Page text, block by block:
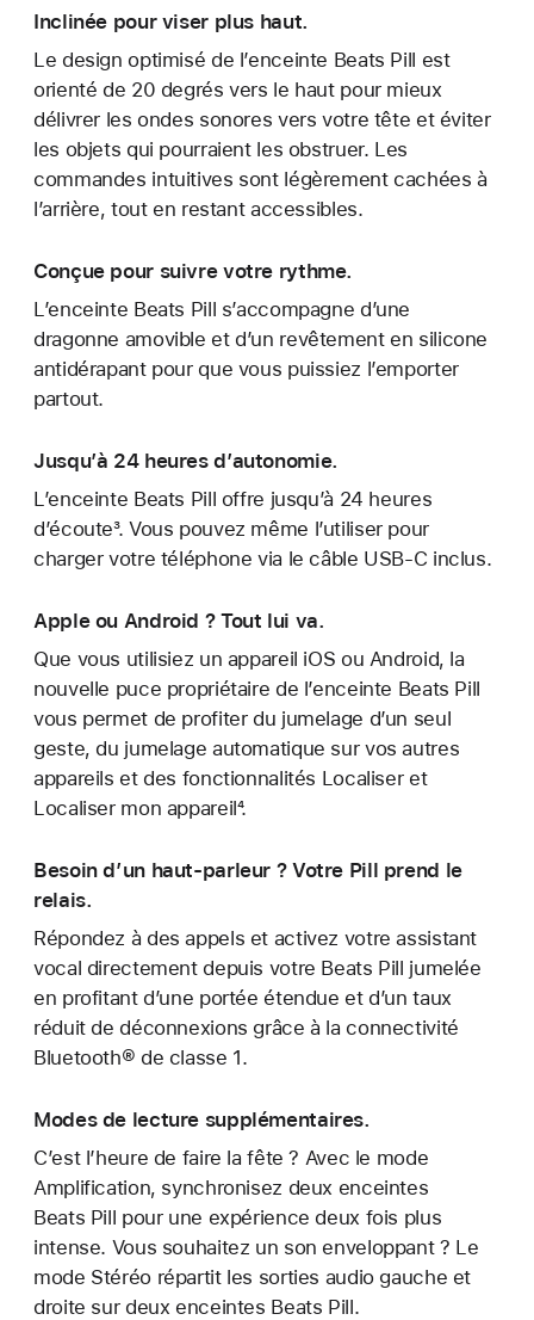
Inclinée pour viser plus haut.
Le design optimisé de l’enceinte Beats Pill est
orienté de 20 degrés vers le haut pour mieux
délivrer les ondes sonores vers votre tête et éviter
les objets qui pourraient les obstruer. Les
commandes intuitives sont légèrement cachées à
l’arrière, tout en restant accessibles.
Conçue pour suivre votre rythme.
L’enceinte Beats Pill s’accompagne d’une
dragonne amovible et d’un revêtement en silicone
antidérapant pour que vous puissiez l’emporter
partout.
Jusqu’à 24 heures d’autonomie.
L’enceinte Beats Pill offre jusqu’à 24 heures
d’écoute³. Vous pouvez même l’utiliser pour
charger votre téléphone via le câble USB-C inclus.
Apple ou Android ? Tout lui va.
Que vous utilisiez un appareil iOS ou Android, la
nouvelle puce propriétaire de l’enceinte Beats Pill
vous permet de profiter du jumelage d’un seul
geste, du jumelage automatique sur vos autres
appareils et des fonctionnalités Localiser et
Localiser mon appareil⁴.
Besoin d’un haut-parleur ? Votre Pill prend le
relais.
Répondez à des appels et activez votre assistant
vocal directement depuis votre Beats Pill jumelée
en profitant d’une portée étendue et d’un taux
réduit de déconnexions grâce à la connectivité
Bluetooth® de classe 1.
Modes de lecture supplémentaires.
C’est l’heure de faire la fête ? Avec le mode
Amplification, synchronisez deux enceintes
Beats Pill pour une expérience deux fois plus
intense. Vous souhaitez un son enveloppant ? Le
mode Stéréo répartit les sorties audio gauche et
droite sur deux enceintes Beats Pill.